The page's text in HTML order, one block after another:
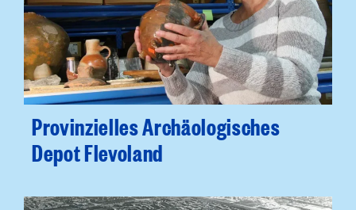
Provinzielles Archäologisches
Depot Flevoland